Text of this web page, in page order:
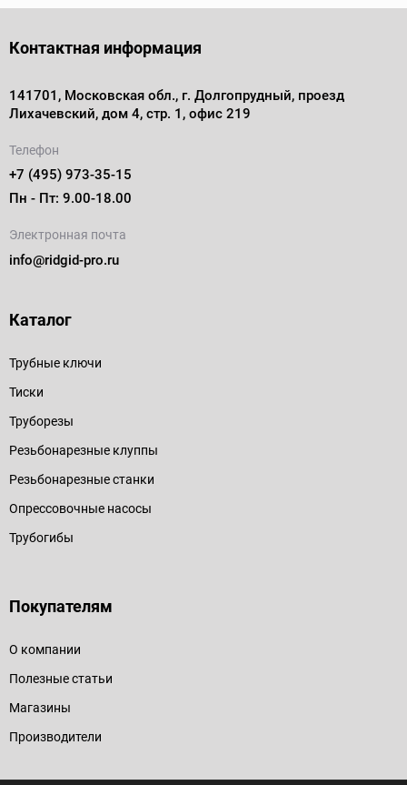
Контактная информация
141701, Московская обл., г. Долгопрудный, проезд
Лихачевский, дом 4, стр. 1, офис 219
Телефон
+7 (495) 973-35-15
Пн - Пт: 9.00-18.00
Электронная почта
info@ridgid-pro.ru
Каталог
Трубные ключи
Тиски
Труборезы
Резьбонарезные клуппы
Резьбонарезные станки
Опрессовочные насосы
Трубогибы
Покупателям
О компании
Полезные статьи
Магазины
Производители